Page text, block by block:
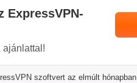
ExpressVPN-
ajánlattal!
szoftvert az elmúlt hónapban